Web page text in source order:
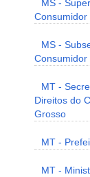
MS -
MS -
MT -
Direitos do
Grosso
MT -
MT -